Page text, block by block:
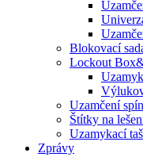
Blokovací
Lockout
Uzamčení
Štítky na
Uzamykací
Zprávy